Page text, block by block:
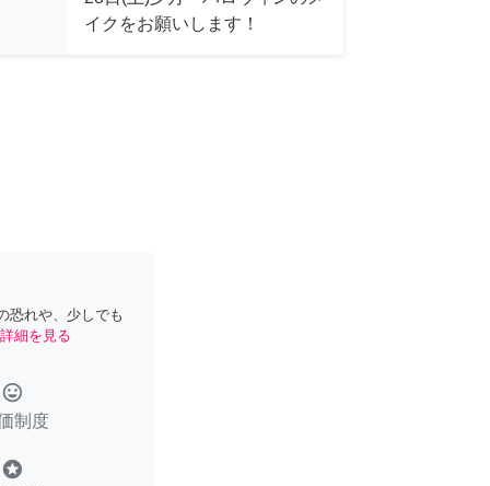
イクをお願いします！
恐れや、少しでも
詳細を見る
tag_faces
制度
stars